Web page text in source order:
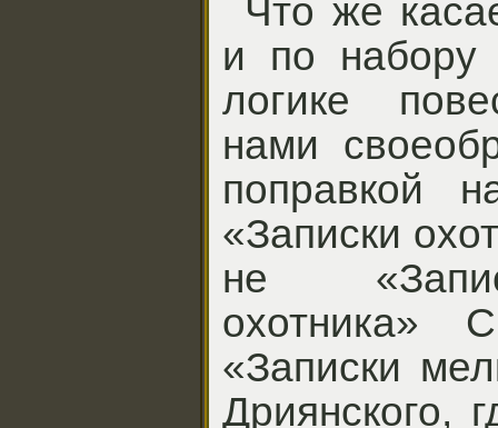
Что же
и по набору
логике
нами
поправкой
«Записки
не
охотника»
«Записки
Дриянского,